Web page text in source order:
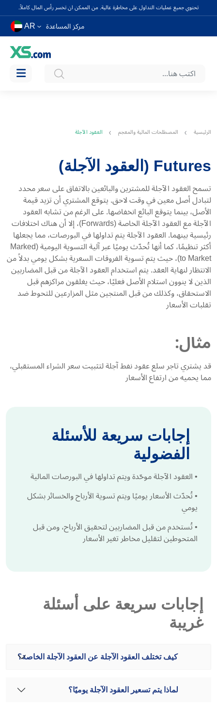
تحتوي جميع عمليات التداول على مخاطرة عالية. من الممكن ان تخسر رأس المال كاملاً.
مركز المساعدة AR
الرئيسية المصطلحات المالية والمعجم العقود الآجلة
Futures (العقود الآجلة)
تسمح العقود الآجلة للمشترين والبائعين بالاتفاق على سعر محدد
لتبادل أصل معين في وقت لاحق. يتوقع المشتري أن تزيد قيمة
الأصل، بينما يتوقع البائع انخفاضها. على الرغم من تشابه العقود
الآجلة مع العقود الآجلة الخاصة (Forwards)، إلا أن هناك اختلافات
رئيسية بينهما. العقود الآجلة يتم تداولها في البورصات، مما يجعلها
أكثر تنظيمًا، كما أنها تُحدّث يوميًا عبر آلية التسوية اليومية (Marked
to Market)، حيث يتم تسوية الفروقات السعرية بشكل يومي بدلاً من
الانتظار لنهاية العقد. يتم استخدام العقود الآجلة من قبل المضاربين
الذين لا ينوون استلام الأصل فعليًا، حيث يغلقون مراكزهم قبل
الاستحقاق، وكذلك من قبل المنتجين مثل المزارعين للتحوط ضد
تقلبات الأسعار
مثال:
قد يشتري تاجر سلع عقود نفط آجلة لتثبيت سعر الشراء المستقبلي،
مما يحميه من ارتفاع الأسعار
إجابات سريعة للأسئلة
الفضولية
•العقود الآجلة موحّدة ويتم تداولها في البورصات المالية
•تُحدّث الأسعار يوميًا ويتم تسوية الأرباح والخسائر بشكل
يومي
•تُستخدم من قبل المضاربين لتحقيق الأرباح، ومن قبل
المتحوطين لتقليل مخاطر تغير الأسعار
إجابات سريعة على أسئلة
غريبة
كيف تختلف العقود الآجلة عن العقود الآجلة الخاصة؟
لماذا يتم تسعير العقود الآجلة يوميًا؟